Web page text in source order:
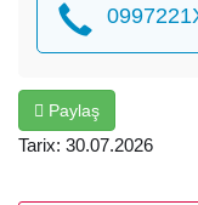
Şərtlər:
- İş yeri: Heydər
- Rəsmi əmək
- Karyera və inkişaf
- Əmək haqqı:
Paylaş
Tarix: 30.07.2026